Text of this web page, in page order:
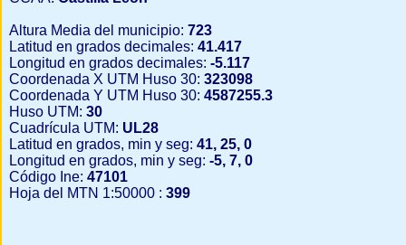
Altura Media del municipio: 723
Latitud en grados decimales: 41.417
Longitud en grados decimales: -5.117
Coordenada X UTM Huso 30: 323098
Coordenada Y UTM Huso 30: 4587255.3
Huso UTM: 30
Cuadrícula UTM: UL28
Latitud en grados, min y seg: 41, 25, 0
Longitud en grados, min y seg: -5, 7, 0
Código Ine: 47101
Hoja del MTN 1:50000 : 399